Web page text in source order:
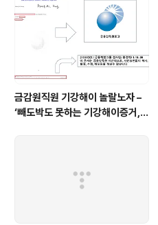
금감원직원 기강해이 놀랄노자 –
‘빼도박도 못하는 기강해이증거,